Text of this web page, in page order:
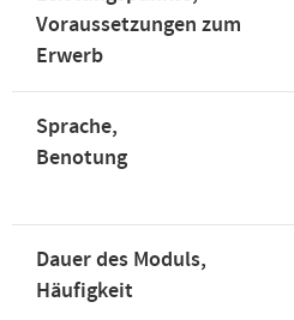
Voraussetzungen zum
Erwerb
Sprache,
Benotung
Dauer des Moduls,
Häufigkeit